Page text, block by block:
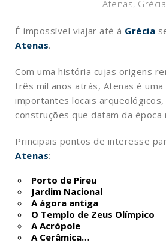
Atenas, Grécia
É impossível viajar até à Grécia
Atenas.
Com uma história cujas origens
três mil anos atrás, Atenas é uma
importantes locais
construções que datam da época
Principais pontos de interesse
Atenas:
Porto de Pireu
Jardim Nacional
A ágora antiga
O Templo de Zeus Olímpico
A Acrópole
A Cerâmica…